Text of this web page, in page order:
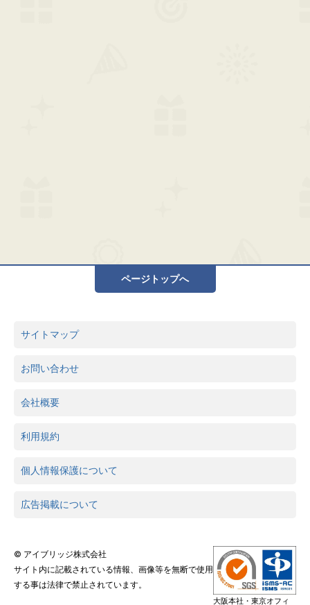
ページトップへ
サイトマップ
お問い合わせ
会社概要
利用規約
個人情報保護について
広告掲載について
© アイブリッジ株式会社
サイト内に記載されている情報、画像等を無断で使用
する事は法律で禁止されています。
大阪本社・東京オフィ